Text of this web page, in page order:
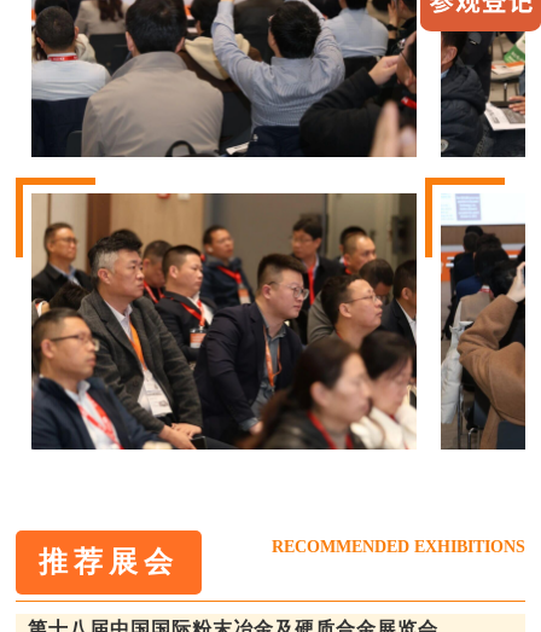
推荐展会
RECOMMENDED EXHIBITIONS